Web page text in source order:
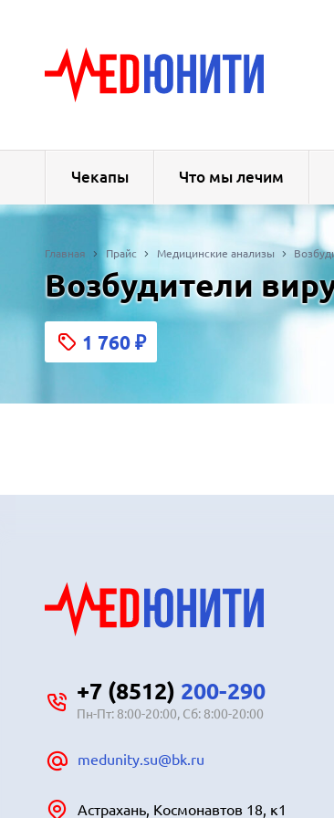
Чекапы Что мы лечим
Главная Прайс Медицинские анализы
Возбудители
1 760 ₽
+7 (8512) 200-290
Пн-Пт: 8:00-20:00, Сб: 8:00-20:00
medunity.su@bk.ru
Астрахань, Космонавтов 18, к1